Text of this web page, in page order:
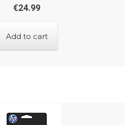
€24.99
Add to cart